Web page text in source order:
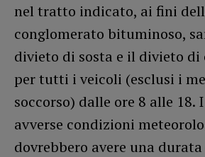
nel tratto indicato, ai fini
conglomerato bituminoso,
divieto di sosta e il divieto di
per tutti i veicoli (esclusi i
soccorso) dalle ore 8 alle 18.
avverse condizioni
dovrebbero avere una